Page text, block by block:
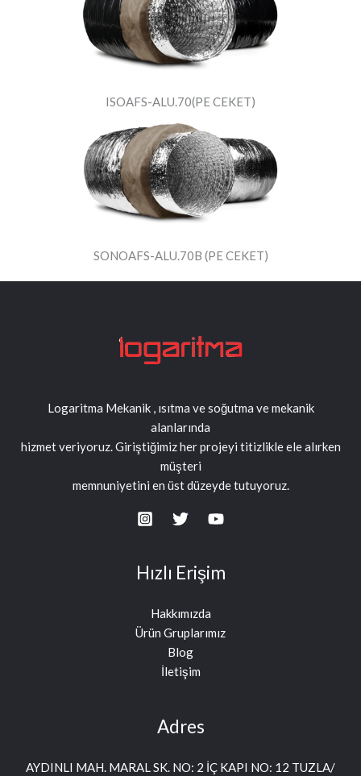
ISOAFS-ALU.70(PE CEKET)
SONOAFS-ALU.70B (PE CEKET)
Logaritma Mekanik , ısıtma ve soğutma ve mekanik
alanlarında
hizmet veriyoruz. Giriştiğimiz her projeyi titizlikle ele alırken
müşteri
memnuniyetini en üst düzeyde tutuyoruz.
Hızlı Erişim
Hakkımızda
Ürün Gruplarımız
Blog
İletişim
Adres
AYDINLI MAH. MARAL SK. NO: 2 İÇ KAPI NO: 12 TUZLA/